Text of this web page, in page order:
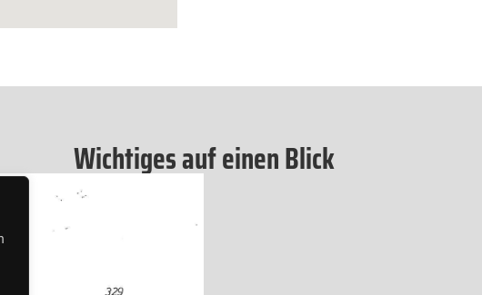
Wichtiges auf einen Blick